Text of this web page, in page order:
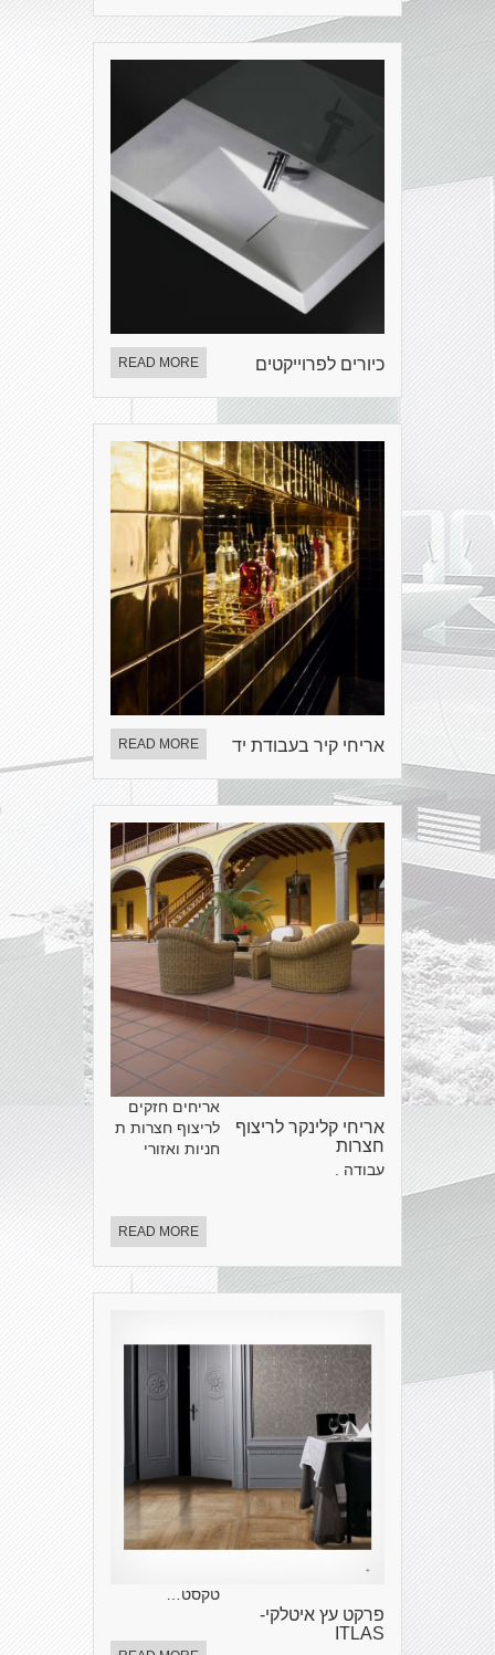
כיורים לפרוייקטים READ MORE
אריחי קיר בעבודת יד READ MORE
אריחי קלינקר לריצוף
חצרות
אריחים חזקים
לריצוף חצרות ת
חניות ואזורי
עבודה .
READ MORE
פרקט עץ איטלקי-
ITLAS
טקסט…